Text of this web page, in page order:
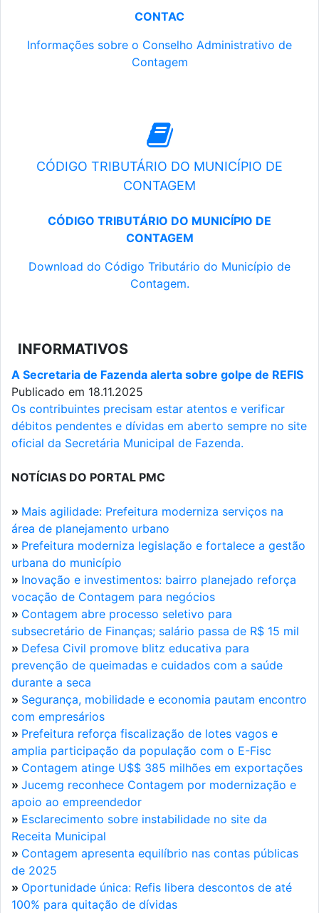
CONTAC
Informações sobre o Conselho Administrativo de
Contagem
CÓDIGO TRIBUTÁRIO DO MUNICÍPIO DE
CONTAGEM
CÓDIGO TRIBUTÁRIO DO MUNICÍPIO DE
CONTAGEM
Download do Código Tributário do Município de
Contagem.
INFORMATIVOS
A Secretaria de Fazenda alerta sobre golpe de REFIS
Publicado em 18.11.2025
Os contribuintes precisam estar atentos e verificar
débitos pendentes e dívidas em aberto sempre no site
oficial da Secretária Municipal de Fazenda.
NOTÍCIAS DO PORTAL PMC
» Mais agilidade: Prefeitura moderniza serviços na
área de planejamento urbano
» Prefeitura moderniza legislação e fortalece a gestão
urbana do município
» Inovação e investimentos: bairro planejado reforça
vocação de Contagem para negócios
» Contagem abre processo seletivo para
subsecretário de Finanças; salário passa de R$ 15 mil
» Defesa Civil promove blitz educativa para
prevenção de queimadas e cuidados com a saúde
durante a seca
» Segurança, mobilidade e economia pautam encontro
com empresários
» Prefeitura reforça fiscalização de lotes vagos e
amplia participação da população com o E-Fisc
» Contagem atinge U$$ 385 milhões em exportações
» Jucemg reconhece Contagem por modernização e
apoio ao empreendedor
» Esclarecimento sobre instabilidade no site da
Receita Municipal
» Contagem apresenta equilíbrio nas contas públicas
de 2025
» Oportunidade única: Refis libera descontos de até
100% para quitação de dívidas